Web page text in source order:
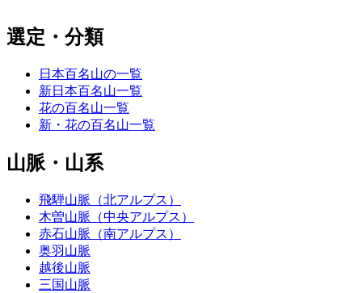
選定・分類
日本百名山の一覧
新日本百名山一覧
花の百名山一覧
新・花の百名山一覧
山脈・山系
飛騨山脈（北アルプス）
木曽山脈（中央アルプス）
赤石山脈（南アルプス）
奥羽山脈
越後山脈
三国山脈